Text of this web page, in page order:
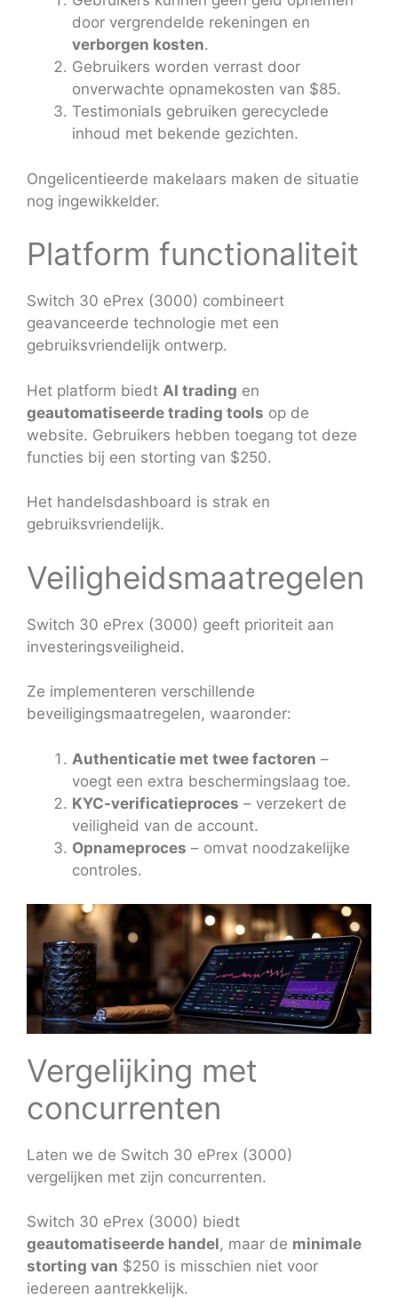
door vergrendelde rekeningen en
verborgen kosten.
Gebruikers worden verrast door
onverwachte opnamekosten van $85.
Testimonials gebruiken gerecyclede
inhoud met bekende gezichten.
Ongelicentieerde makelaars maken de situatie
nog ingewikkelder.
Platform functionaliteit
Switch 30 ePrex (3000) combineert
geavanceerde technologie met een
gebruiksvriendelijk ontwerp.
Het platform biedt AI trading en
geautomatiseerde trading tools op de
website. Gebruikers hebben toegang tot deze
functies bij een storting van $250.
Het handelsdashboard is strak en
gebruiksvriendelijk.
Veiligheidsmaatregelen
Switch 30 ePrex (3000) geeft prioriteit aan
investeringsveiligheid.
Ze implementeren verschillende
beveiligingsmaatregelen, waaronder:
Authenticatie met twee factoren –
voegt een extra beschermingslaag toe.
KYC-verificatieproces – verzekert de
veiligheid van de account.
Opnameproces – omvat noodzakelijke
controles.
Vergelijking met
concurrenten
Laten we de Switch 30 ePrex (3000)
vergelijken met zijn concurrenten.
Switch 30 ePrex (3000) biedt
geautomatiseerde handel, maar de minimale
storting van $250 is misschien niet voor
iedereen aantrekkelijk.